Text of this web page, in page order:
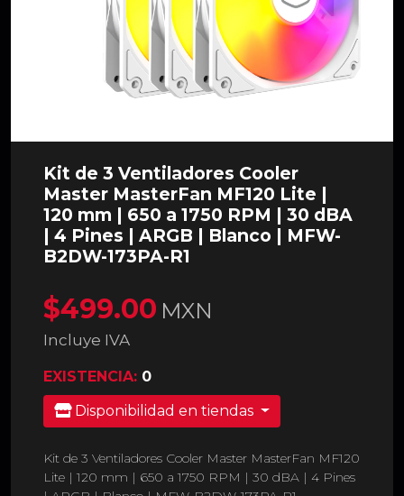
Kit de 3 Ventiladores Cooler
Master MasterFan MF120 Lite |
120 mm | 650 a 1750 RPM | 30 dBA
| 4 Pines | ARGB | Blanco | MFW-
B2DW-173PA-R1
$499.00 MXN
Incluye IVA
EXISTENCIA: 0
Disponibilidad en tiendas
Kit de 3 Ventiladores Cooler Master MasterFan MF120
Lite | 120 mm | 650 a 1750 RPM | 30 dBA | 4 Pines